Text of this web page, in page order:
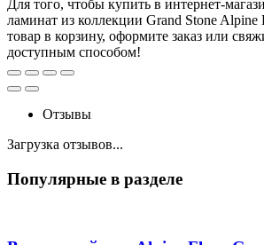
Для того, чтобы купить в интернет-
ламинат из коллекции Grand Stone
товар в корзину, оформите заказ или
доступным способом!
Отзывы
Загрузка отзывов...
Популярные в разделе